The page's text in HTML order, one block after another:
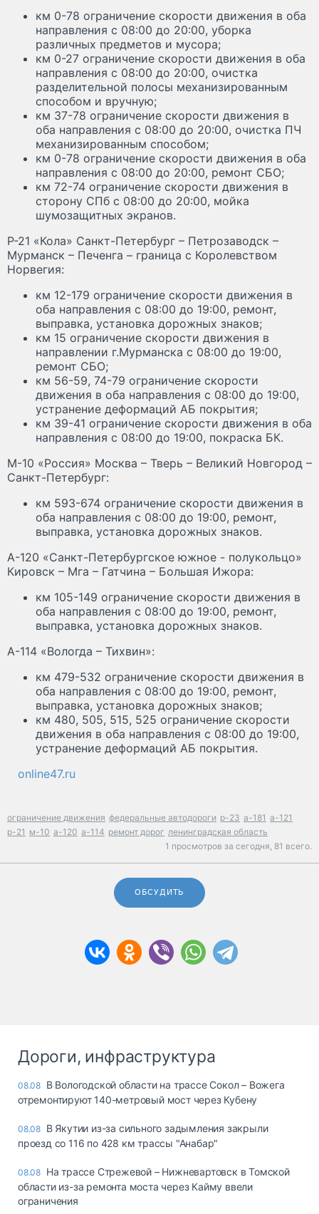
км 0-78 ограничение скорости движения в оба
направления с 08:00 до 20:00, уборка
различных предметов и мусора;
км 0-27 ограничение скорости движения в оба
направления с 08:00 до 20:00, очистка
разделительной полосы механизированным
способом и вручную;
км 37-78 ограничение скорости движения в
оба направления с 08:00 до 20:00, очистка ПЧ
механизированным способом;
км 0-78 ограничение скорости движения в оба
направления с 08:00 до 20:00, ремонт СБО;
км 72-74 ограничение скорости движения в
сторону СПб с 08:00 до 20:00, мойка
шумозащитных экранов.
Р-21 «Кола» Санкт-Петербург – Петрозаводск –
Мурманск – Печенга – граница с Королевством
Норвегия:
км 12-179 ограничение скорости движения в
оба направления с 08:00 до 19:00, ремонт,
выправка, установка дорожных знаков;
км 15 ограничение скорости движения в
направлении г.Мурманска с 08:00 до 19:00,
ремонт СБО;
км 56-59, 74-79 ограничение скорости
движения в оба направления с 08:00 до 19:00,
устранение деформаций АБ покрытия;
км 39-41 ограничение скорости движения в оба
направления с 08:00 до 19:00, покраска БК.
М-10 «Россия» Москва – Тверь – Великий Новгород –
Санкт-Петербург:
км 593-674 ограничение скорости движения в
оба направления с 08:00 до 19:00, ремонт,
выправка, установка дорожных знаков.
А-120 «Санкт-Петербургское южное - полукольцо»
Кировск – Мга – Гатчина – Большая Ижора:
км 105-149 ограничение скорости движения в
оба направления с 08:00 до 19:00, ремонт,
выправка, установка дорожных знаков.
А-114 «Вологда – Тихвин»:
км 479-532 ограничение скорости движения в
оба направления с 08:00 до 19:00, ремонт,
выправка, установка дорожных знаков;
км 480, 505, 515, 525 ограничение скорости
движения в оба направления с 08:00 до 19:00,
устранение деформаций АБ покрытия.
online47.ru
ограничение движения федеральные автодороги р-23 а-181 а-121
р-21 м-10 а-120 а-114 ремонт дорог ленинградская область
1 просмотров за сегодня, 81 всего.
ОБСУДИТЬ
Дороги, инфраструктура
08.08 В Вологодской области на трассе Сокол – Вожега
отремонтируют 140-метровый мост через Кубену
08.08 В Якутии из-за сильного задымления закрыли
проезд со 116 по 428 км трассы "Анабар"
08.08 На трассе Стрежевой – Нижневартовск в Томской
области из-за ремонта моста через Кайму ввели
ограничения